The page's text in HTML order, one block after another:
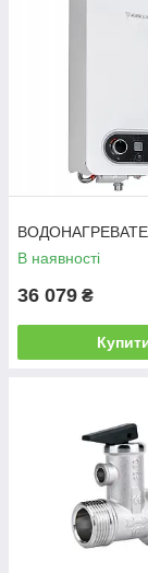
В наявності
36 079 ₴